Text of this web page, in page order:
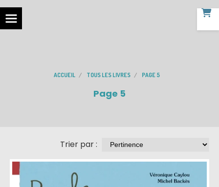
ACCUEIL TOUS LES LIVRES PAGE 5
Page 5
Trier par :